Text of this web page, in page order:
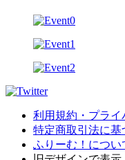
利用規約・プライ
特定商取引法に基
ふりーむ！につい